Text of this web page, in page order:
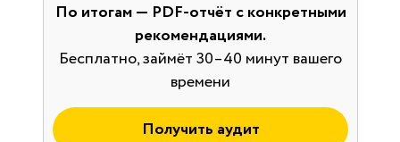
По итогам — PDF-отчёт с конкретными
рекомендациями.
Бесплатно, займёт 30–40 минут вашего
времени
Получить аудит